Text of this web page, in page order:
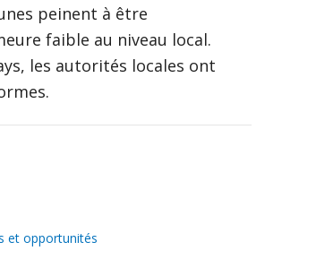
peinent à être
faible au niveau local.
les autorités locales ont
et opportunités